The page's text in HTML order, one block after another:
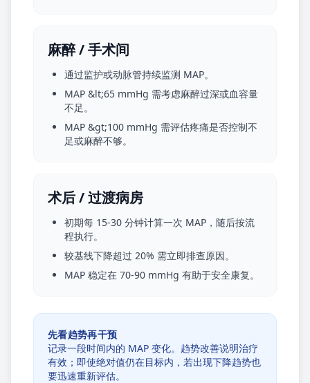
麻醉 / 手术间
通过监护或动脉管持续监测 MAP。
MAP &lt;65 mmHg 需考虑麻醉过深或血容量
不足。
MAP &gt;100 mmHg 需评估疼痛是否控制不
足或麻醉不够。
术后 / 过渡病房
初期每 15-30 分钟计算一次 MAP，随后按流
程执行。
较基线下降超过 20% 需立即排查原因。
MAP 稳定在 70-90 mmHg 有助于安全康复。
先看趋势再干预
记录一段时间内的 MAP 变化。趋势改善说明治疗
有效；即使绝对值仍在目标内，若出现下降趋势也
要迅速重新评估。